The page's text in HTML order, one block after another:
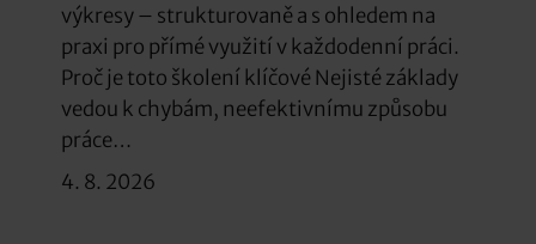
výkresy – strukturovaně a s ohledem na
praxi pro přímé využití v každodenní práci.
Proč je toto školení klíčové Nejisté základy
vedou k chybám, neefektivnímu způsobu
práce…
4. 8. 2026